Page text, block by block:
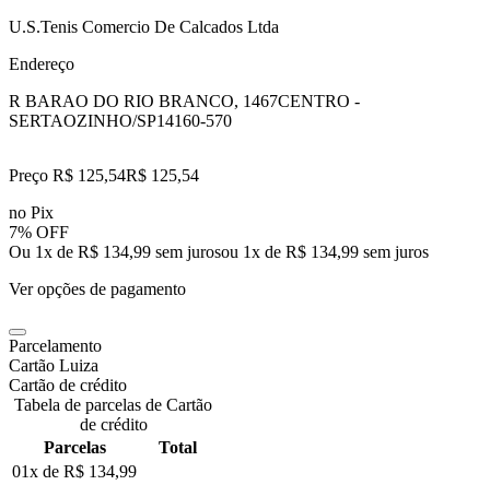
U.S.Tenis Comercio De Calcados Ltda
Endereço
R BARAO DO RIO BRANCO, 1467CENTRO -
SERTAOZINHO/SP14160-570
Preço R$ 125,54R$ 125,54
no Pix
7% OFF
Ou 1x de R$ 134,99 sem jurosou 1x de R$ 134,99 sem juros
Ver opções de pagamento
Parcelamento
Cartão Luiza
Cartão de crédito
Tabela de parcelas de Cartão
de crédito
Parcelas
Total
01x de R$ 134,99